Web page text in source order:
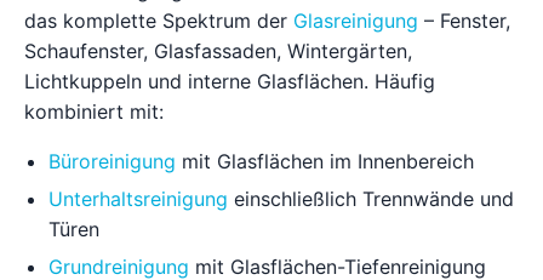
das komplette Spektrum der Glasreinigung – Fenster,
Schaufenster, Glasfassaden, Wintergärten,
Lichtkuppeln und interne Glasflächen. Häufig
kombiniert mit:
Büroreinigung mit Glasflächen im Innenbereich
Unterhaltsreinigung einschließlich Trennwände und
Türen
Grundreinigung mit Glasflächen-Tiefenreinigung